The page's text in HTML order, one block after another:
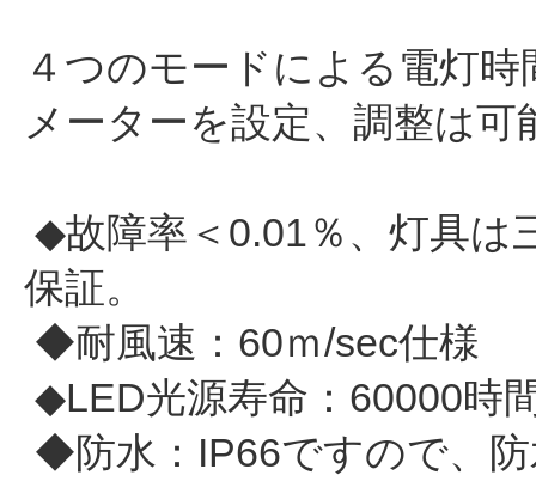
４つのモードによる電灯
メーターを設定、調整は
◆故障率＜0.01％、灯具は
保証。
◆耐風速：60ｍ/sec仕様
◆LED光源寿命：60000時
◆防水：IP66ですので、